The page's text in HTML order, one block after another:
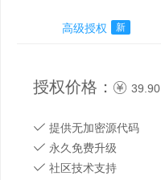
高级授权 新
授权价格： 39.90
提供无加密源代码
永久免费升级
社区技术支持